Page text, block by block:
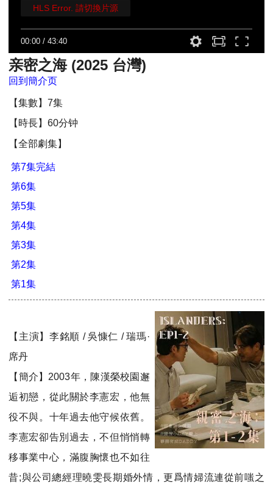
00:00 /43:40
HLS Error. 請切換片源
亲密之海 (2025 台灣)
回到簡介页
【集數】7集
【時長】60分钟
【全部劇集】
第7集完結
第6集
第5集
第4集
第3集
第2集
第1集
【主演】李銘順 / 吳慷仁 / 瑞瑪·
席丹
【簡介】2003年，陳漢榮校園邂
逅初戀，從此關於李憲宏，他無
役不與。十年過去他守候依舊。
李憲宏卻告別過去，不但悄悄轉
移事業中心，滿腹胸懷也不如往
昔;與公司總經理曉雯長期婚外情，更爲情婦流連從前嗤之